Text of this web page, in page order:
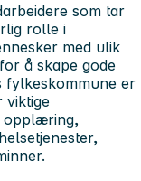
som tar
rolle i
med ulik
å skape gode
fylkeskommune er
viktige
opplæring,